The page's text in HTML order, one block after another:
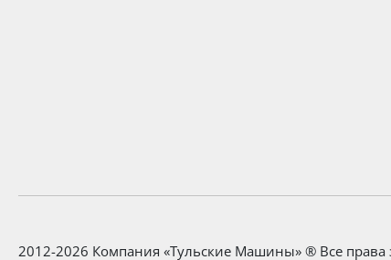
2012-2026 Компания «Тульские Машины» ® Все